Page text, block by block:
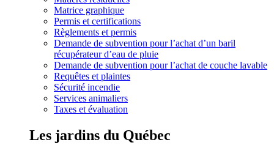
Matrice graphique
Permis et certifications
Règlements et permis
Demande de subvention pour l’achat d’un baril
récupérateur d’eau de pluie
Demande de subvention pour l’achat de couche lavable
Requêtes et plaintes
Sécurité incendie
Services animaliers
Taxes et évaluation
Les jardins du Québec